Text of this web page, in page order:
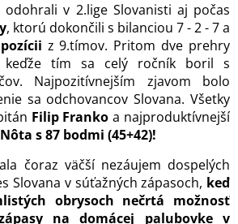
odohrali v 2.lige Slovanisti aj počas
, ktorú dokončili s bilanciou 7 - 2 - 7 a
z 9.tímov. Pritom dve prehry
keďže tím sa celý ročník boril s
Najpozitívnejším zjavom bolo
sa odchovancov Slovana. Všetky
Filip Franko a najproduktívnejší
s 87 bodmi (45+42)!
čoraz väčší nezáujem dospelých
Slovana v súťažných zápasoch, keď
obrysoch nečrtá možnosť
na domácej palubovke v